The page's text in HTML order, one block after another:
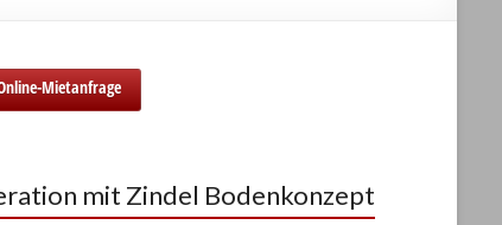
Mietanfrage
mit Zindel Bodenkonzept